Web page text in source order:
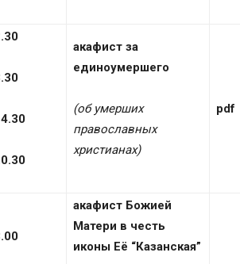
акафист за
единоумершего
(об умерших
православных
христианах)
pdf
акафист Божией
Матери в честь
иконы Её “Казанская”